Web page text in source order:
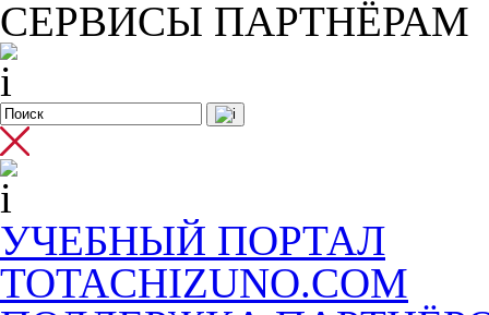
СЕРВИСЫ ПАРТНЁРАМ
УЧЕБНЫЙ ПОРТАЛ
TOTACHIZUNO.COM